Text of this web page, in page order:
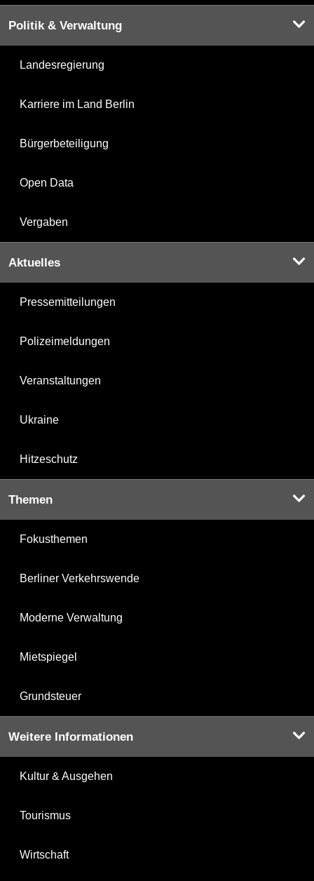
Politik & Verwaltung
Landesregierung
Karriere im Land Berlin
Bürgerbeteiligung
Open Data
Vergaben
Aktuelles
Pressemitteilungen
Polizeimeldungen
Veranstaltungen
Ukraine
Hitzeschutz
Themen
Fokusthemen
Berliner Verkehrswende
Moderne Verwaltung
Mietspiegel
Grundsteuer
Weitere Informationen
Kultur & Ausgehen
Tourismus
Wirtschaft